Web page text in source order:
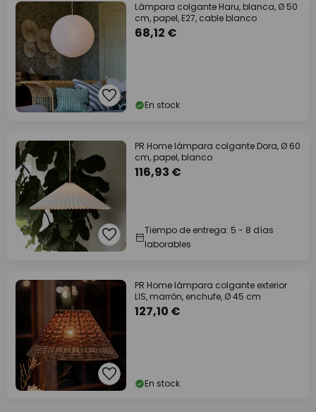
Lámpara colgante Haru, blanca, Ø 50
cm, papel, E27, cable blanco
68,12 €
En stock
PR Home lámpara colgante Dora, Ø 60
cm, papel, blanco
116,93 €
Tiempo de entrega: 5 - 8 días
laborables
PR Home lámpara colgante exterior
LIS, marrón, enchufe, Ø 45 cm
127,10 €
En stock